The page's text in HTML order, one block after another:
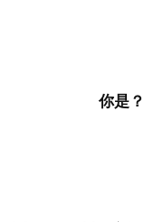
你是？